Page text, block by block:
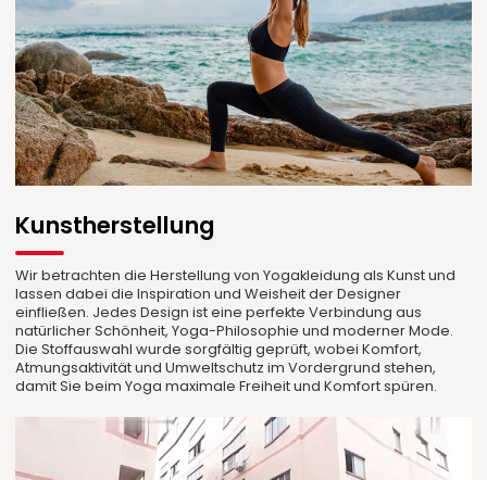
Kunstherstellung
Wir betrachten die Herstellung von Yogakleidung als Kunst und
lassen dabei die Inspiration und Weisheit der Designer
einfließen. Jedes Design ist eine perfekte Verbindung aus
natürlicher Schönheit, Yoga-Philosophie und moderner Mode.
Die Stoffauswahl wurde sorgfältig geprüft, wobei Komfort,
Atmungsaktivität und Umweltschutz im Vordergrund stehen,
damit Sie beim Yoga maximale Freiheit und Komfort spüren.